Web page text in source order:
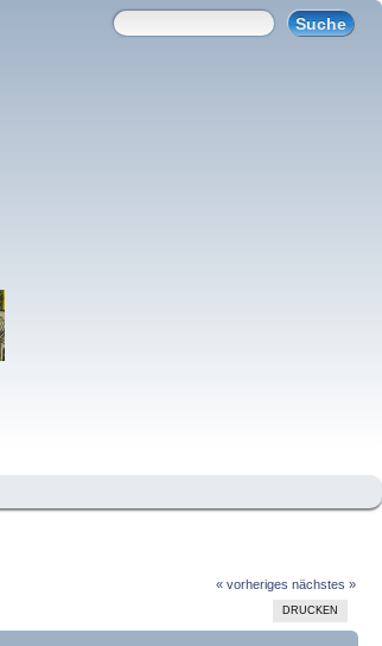
« vorheriges nächstes »
DRUCKEN